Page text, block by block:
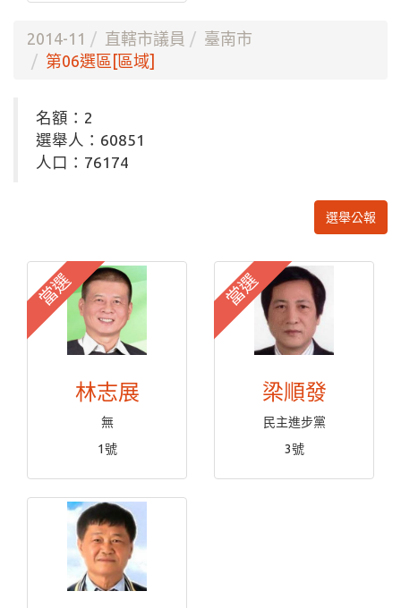
2014-11 直轄市議員
臺南市
第06選區[區域]
名額：2
選舉人：60851
人口：76174
選舉公報
當選
林志展
無
1號
當選
梁順發
民主進步黨
3號